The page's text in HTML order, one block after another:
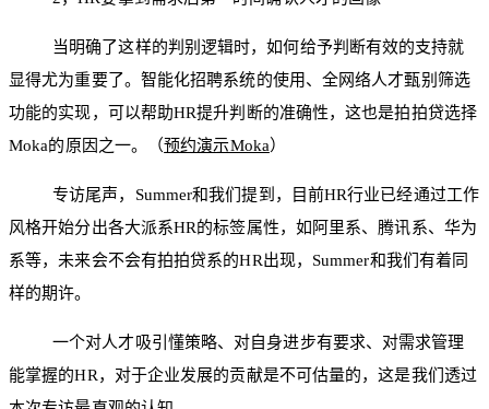
当明确了这样的判别逻辑时，如何给予判断有效的支持就
显得尤为重要了。智能化招聘系统的使用、全网络人才甄别筛选
功能的实现，可以帮助HR提升判断的准确性，这也是拍拍贷选择
Moka的原因之一。（预约演示Moka）
专访尾声，Summer和我们提到，目前HR行业已经通过工作
风格开始分出各大派系HR的标签属性，如阿里系、腾讯系、华为
系等，未来会不会有拍拍贷系的HR出现，Summer和我们有着同
样的期许。
一个对人才吸引懂策略、对自身进步有要求、对需求管理
能掌握的HR，对于企业发展的贡献是不可估量的，这是我们透过